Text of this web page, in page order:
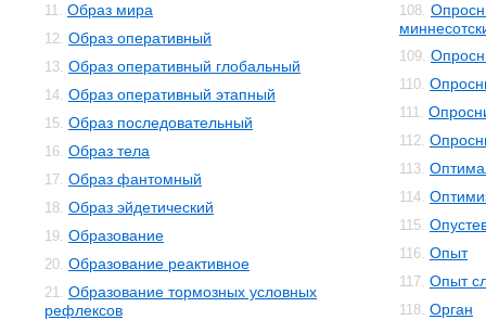
11. Образ мира
12. Образ оперативный
13. Образ оперативный глобальный
14. Образ оперативный этапный
15. Образ последовательный
16. Образ тела
17. Образ фантомный
18. Образ эйдетический
19. Образование
20. Образование реактивное
21. Образование тормозных условных
рефлексов
108.
109.
110.
111.
112.
113.
114.
115.
116. Опыт
117. Опыт
118. Орган